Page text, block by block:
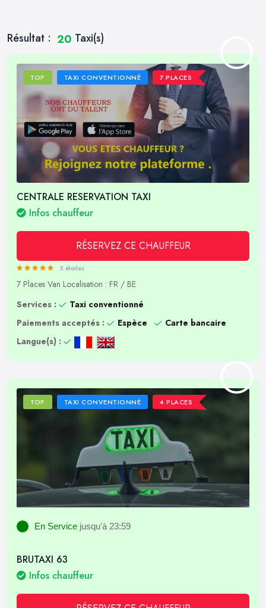
Résultat : 20 Taxi(s)
TOP TAXI CONVENTIONNÉ 7 PLACES
CENTRALE RESERVATION TAXI
Infos chauffeur
RÉSERVEZ CE CHAUFFEUR
5 étoiles
7 Places Van Localisation : FR / BE
Services :
Taxi conventionné
Paiements acceptés :
Espèce
Carte bancaire
Langue(s) :
TOP TAXI CONVENTIONNÉ 4 PLACES
En Service jusqu'à 23:59
BRUTAXI 63
Infos chauffeur